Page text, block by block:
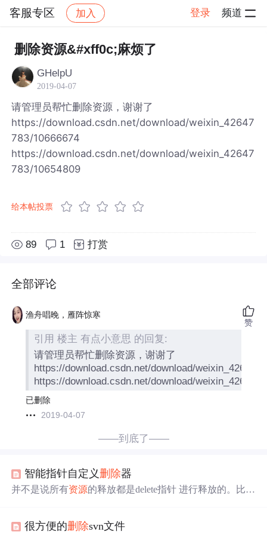
客服专区 加入 登录 频道
社区 客服专区 帖子详情
删除资源&#xff0c;麻烦了
GHelpU
2019-04-07
请管理员帮忙删除资源，谢谢了
https://download.csdn.net/download/weixin_42647
783/10666674
https://download.csdn.net/download/weixin_42647
783/10654809
给本帖投票
89 1 打赏
全部评论
渔舟唱晚，雁阵惊寒
引用 楼主 有点小意思 的回复:
请管理员帮忙删除资源，谢谢了
https://download.csdn.net/download/
https://download.csdn.net/download/
已删除
2019-04-07
赞
——到底了——
智能指针自定义删除器
并不是说所有资源的释放都是delete指针 进行释放的。比如
源 ，释放的方式不是delete。这2个智能指针都可以提供自
很方便的删除svn文件